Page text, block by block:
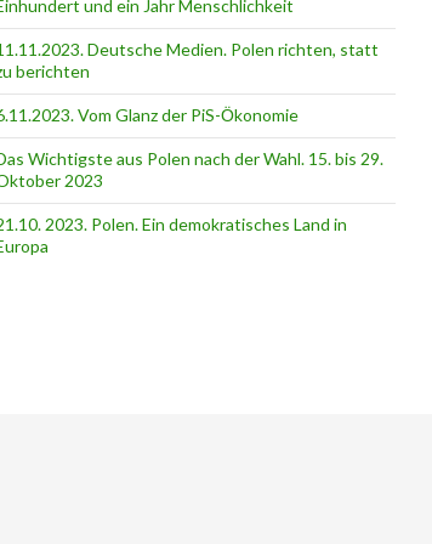
und ein Jahr Menschlichkeit
Deutsche Medien. Polen richten, statt
berichten
Vom Glanz der PiS-Ӧkonomie
Wichtigste aus Polen nach der Wahl. 15. bis 29.
2023
2023. Polen. Ein demokratisches Land in